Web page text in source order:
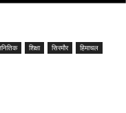
शिक्षा सिरमौर हिमाचल